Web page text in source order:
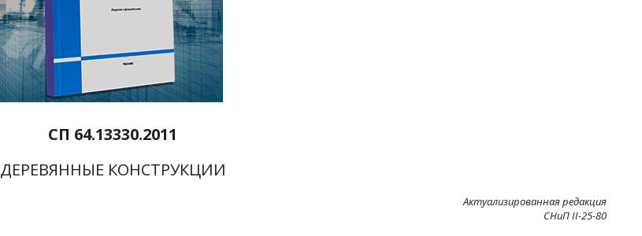
СП 64.13330.2011
ДЕРЕВЯННЫЕ КОНСТРУКЦИИ
Актуализированная редакция
СНиП II-25-80